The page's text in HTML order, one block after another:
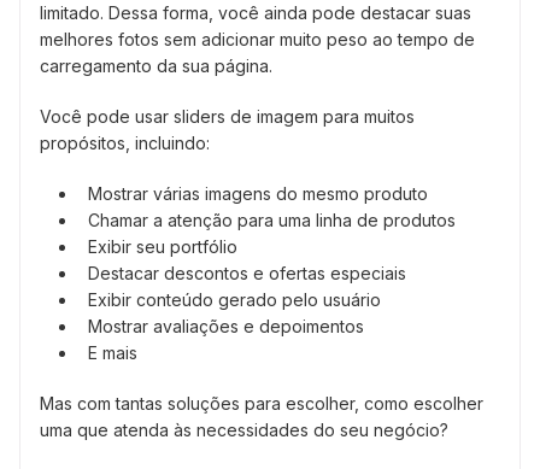
limitado. Dessa forma, você ainda pode destacar suas
melhores fotos sem adicionar muito peso ao tempo de
carregamento da sua página.
Você pode usar sliders de imagem para muitos
propósitos, incluindo:
Mostrar várias imagens do mesmo produto
Chamar a atenção para uma linha de produtos
Exibir seu portfólio
Destacar descontos e ofertas especiais
Exibir conteúdo gerado pelo usuário
Mostrar avaliações e depoimentos
E mais
Mas com tantas soluções para escolher, como escolher
uma que atenda às necessidades do seu negócio?